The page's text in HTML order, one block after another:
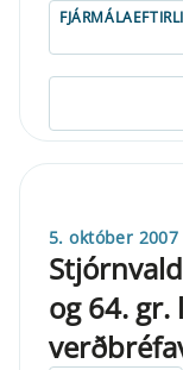
5. október 2007
og 64.